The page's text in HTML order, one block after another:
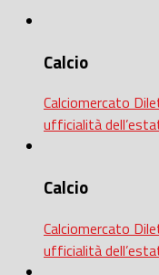
Calcio
Calciomercato
ufficialità
Calcio
Calciomercato
ufficialità